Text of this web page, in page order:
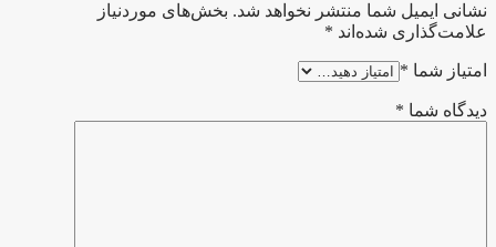
نشانی ایمیل شما منتشر نخواهد شد. بخش‌های موردنیاز
علامت‌گذاری شده‌اند *
امتیاز شما *
دیدگاه شما *